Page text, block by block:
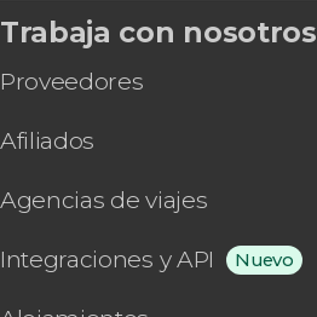
Trabaja con nosotros
Proveedores
Afiliados
Agencias de viajes
Integraciones y API Nuevo